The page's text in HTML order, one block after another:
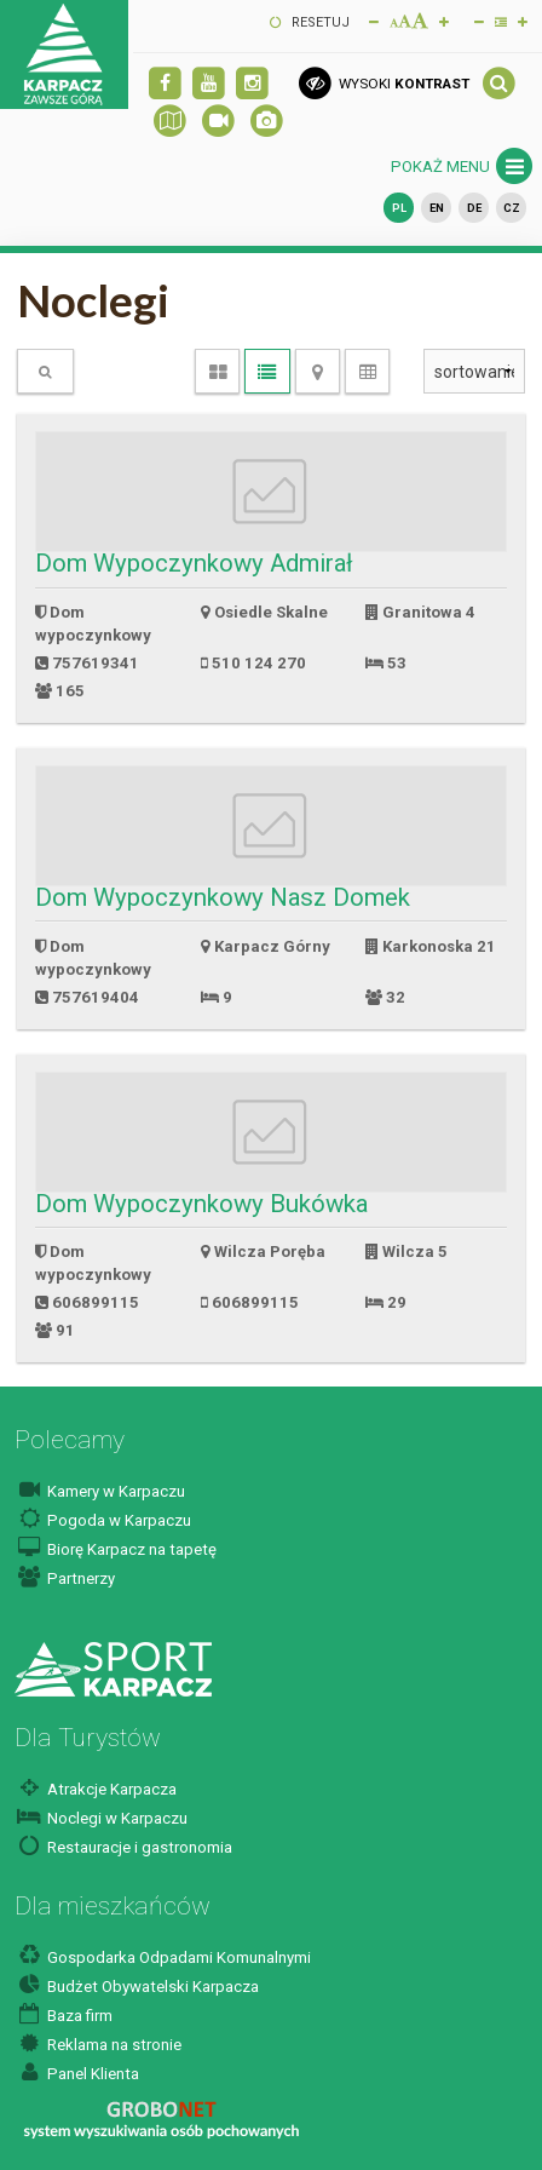
RESETUJ
WYSOKI KONTRAST
POKAŻ MENU
PL EN DE CZ
Noclegi
Dom Wypoczynkowy Admirał
Dom
wypoczynkowy
Osiedle Skalne Granitowa 4
757619341 510 124 270
53
165
Dom Wypoczynkowy Nasz Domek
Dom
wypoczynkowy
Karpacz Górny Karkonoska 21
757619404 9 32
Dom Wypoczynkowy Bukówka
Dom
wypoczynkowy
Wilcza Poręba Wilcza 5
606899115 606899115
29
91
Polecamy
Kamery w Karpaczu
Pogoda w Karpaczu
Biorę Karpacz na tapetę
Partnerzy
Dla Turystów
Atrakcje Karpacza
Noclegi w Karpaczu
Restauracje i gastronomia
Dla mieszkańców
Gospodarka Odpadami Komunalnymi
Budżet Obywatelski Karpacza
Baza firm
Reklama na stronie
Panel Klienta